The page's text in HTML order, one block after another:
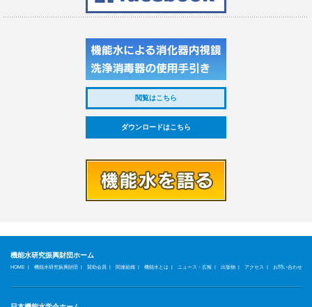
閲覧はこちら
ダウンロードはこちら
機能水研究振興財団ホーム
HOME| 機能水研究振興財団| 賛助会員 | 関連組織| 機能水とは| ニュース・広報 | 出版物| アクセス | お問い合わせ